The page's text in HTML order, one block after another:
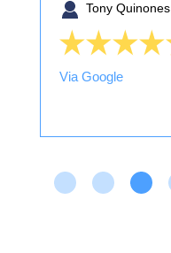
Tony Quinones
Via Google